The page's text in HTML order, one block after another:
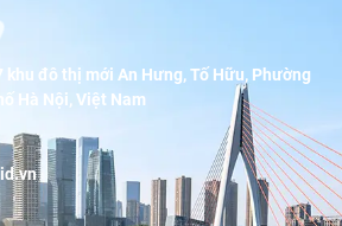
khu đô thị mới An Hưng, Tố Hữu, Phường
Hà Nội, Việt Nam